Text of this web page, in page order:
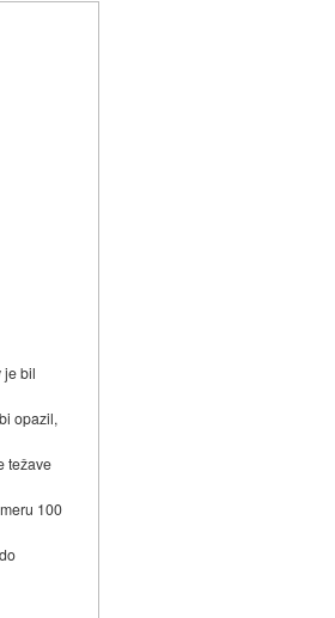
je bil
opazil,
težave
100